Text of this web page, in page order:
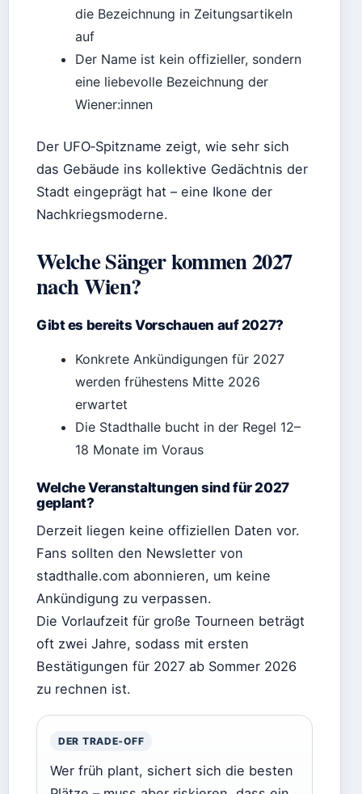
die Bezeichnung in Zeitungsartikeln
auf
Der Name ist kein offizieller, sondern
eine liebevolle Bezeichnung der
Wiener:innen
Der UFO‑Spitzname zeigt, wie sehr sich
das Gebäude ins kollektive Gedächtnis der
Stadt eingeprägt hat – eine Ikone der
Nachkriegsmoderne.
Welche Sänger kommen 2027
nach Wien?
Gibt es bereits Vorschauen auf 2027?
Konkrete Ankündigungen für 2027
werden frühestens Mitte 2026
erwartet
Die Stadthalle bucht in der Regel 12–
18 Monate im Voraus
Welche Veranstaltungen sind für 2027
geplant?
Derzeit liegen keine offiziellen Daten vor.
Fans sollten den Newsletter von
stadthalle.com abonnieren, um keine
Ankündigung zu verpassen.
Die Vorlaufzeit für große Tourneen beträgt
oft zwei Jahre, sodass mit ersten
Bestätigungen für 2027 ab Sommer 2026
zu rechnen ist.
DER TRADE‑OFF
Wer früh plant, sichert sich die besten